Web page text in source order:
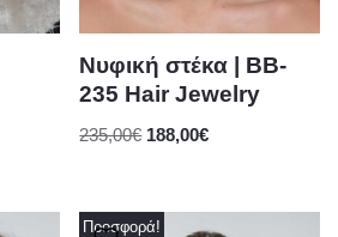
Νυφική στέκα | BB-
235 Hair Jewelry
235,00€ 188,00€
Προσφορά!